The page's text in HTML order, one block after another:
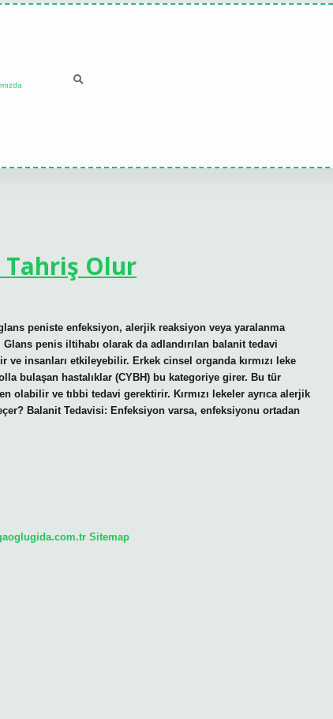
Tahriş Olur
peniste enfeksiyon, alerjik reaksiyon veya yaralanma
penis iltihabı olarak da adlandırılan balanit tedavi
insanları etkileyebilir. Erkek cinsel organda kırmızı leke
bulaşan hastalıklar (CYBH) bu kategoriye girer. Bu tür
olabilir ve tıbbi tedavi gerektirir. Kırmızı lekeler ayrıca alerjik
Balanit Tedavisi: Enfeksiyon varsa, enfeksiyonu ortadan
Sitemap